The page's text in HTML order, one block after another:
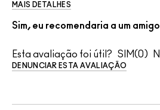
MAIS DETALHES
Sim, eu recomendaria a um amigo
Esta avaliação foi útil? 0
DENUNCIAR ESTA AVALIAÇÃO